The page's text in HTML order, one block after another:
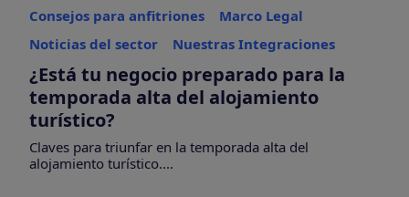
Consejos para anfitriones
Marco Legal
Noticias del sector
Nuestras Integraciones
¿Está tu negocio preparado para la
temporada alta del alojamiento
turístico?
Claves para triunfar en la temporada alta del
alojamiento turístico....